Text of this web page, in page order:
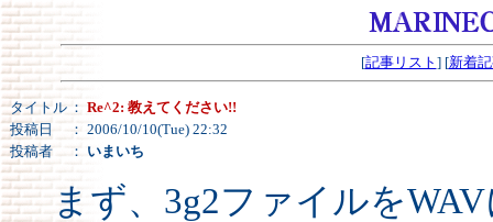
[記事リスト ] [新着
タイトル ： Re^2: 教えてください!!
投稿日
： 2006/10/10(Tue) 22:32
投稿者
： いまいち
まず、3g2ファイルを